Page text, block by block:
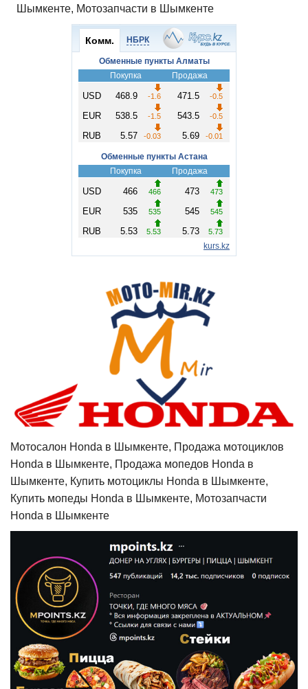
Шымкенте, Мотозапчасти в Шымкенте
Мотосалон Honda в Шымкенте, Продажа мотоциклов
Honda в Шымкенте, Продажа мопедов Honda в
Шымкенте, Купить мотоциклы Honda в Шымкенте,
Купить мопеды Honda в Шымкенте, Мотозапчасти
Honda в Шымкенте